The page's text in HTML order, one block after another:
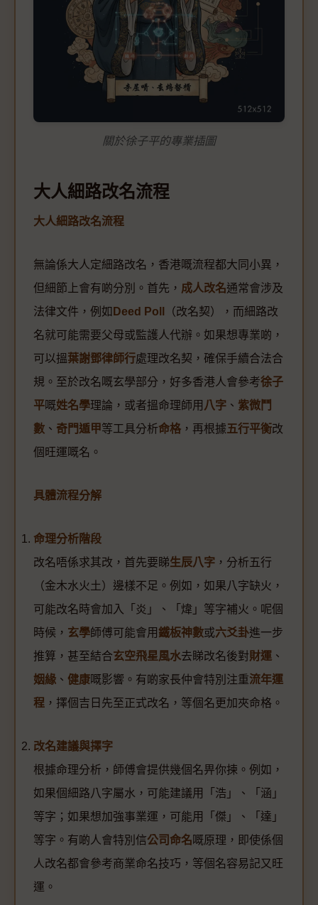
關於徐子平的專業插圖
大人細路改名流程
大人細路改名流程
無論係大人定細路改名，香港嘅流程都大同小異，
但細節上會有啲分別。首先， 成人改名通常會涉及
法律文件，例如 Deed Poll
（改名契），而細路改
名就可能需要父母或監護人代辦。如果想專業啲，
可以搵葉謝鄧律師行處理改名契，確保手續合法合
規。至於改名嘅玄學部分，好多香港人會參考徐子
平嘅姓名學理論，或者搵命理師用 八字 、 紫微鬥
數 、 奇門遁甲等工具分析命格 ，再根據五行平衡改
個旺運嘅名。
具體流程分解
命理分析階段
改名唔係求其改，首先要睇生辰八字 ，分析五行
（金木水火土）邊樣不足。例如，如果八字缺火，
可能改名時會加入「炎」、「煒」等字補火。呢個
時候， 玄學師傅可能會用鐵板神數或六爻卦進一步
推算，甚至結合玄空飛星風水去睇改名後對財運 、
姻緣 、 健康嘅影響。有啲家長仲會特別注重流年運
程 ，擇個吉日先至正式改名，等個名更加夾命格。
改名建議與擇字
根據命理分析，師傅會提供幾個名畀你揀。例如，
如果個細路八字屬水，可能建議用「浩」、「涵」
等字；如果想加強事業運，可能用「傑」、「達」
等字。有啲人會特別信公司命名嘅原理，即使係個
人改名都會參考商業命名技巧，等個名容易記又旺
運。